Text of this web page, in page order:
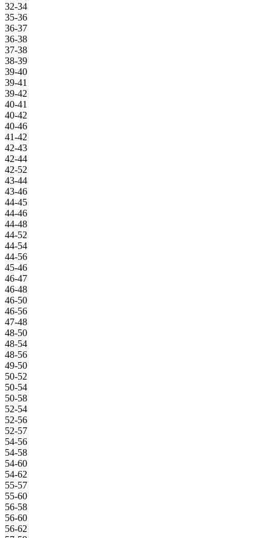
32-34
35-36
36-37
36-38
37-38
38-39
39-40
39-41
39-42
40-41
40-42
40-46
41-42
42-43
42-44
42-52
43-44
43-46
44-45
44-46
44-48
44-52
44-54
44-56
45-46
46-47
46-48
46-50
46-56
47-48
48-50
48-54
48-56
49-50
50-52
50-54
50-58
52-54
52-56
52-57
54-56
54-58
54-60
54-62
55-57
55-60
56-58
56-60
56-62